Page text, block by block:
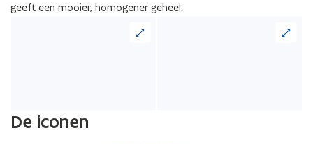
geeft een mooier, homogener geheel.
De iconen